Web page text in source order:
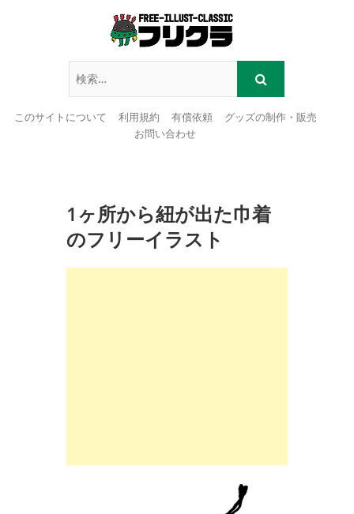
このサイトについて 利用規約 有償依頼
グッズの制作・販売
お問い合わせ
1ヶ所から紐が出た巾着
のフリーイラスト